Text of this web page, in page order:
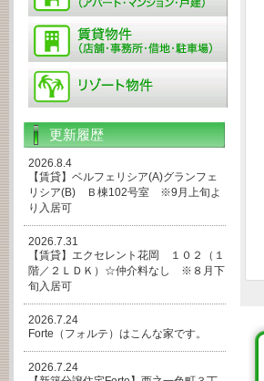
更新履歴
2026.8.4
【賃貸】ベルフェリシア(A)グランフェ
リシア(B) Ｂ棟102号室 ※9月上旬よ
り入居可
2026.7.31
【賃貸】エクセレント花岡 １０２（１
階／２ＬＤＫ）☆仲介料なし ※８月下
旬入居可
2026.7.24
Forte（フォルテ）はこんな家です。
2026.7.24